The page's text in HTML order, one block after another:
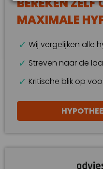
MAXIMALE
Wij vergelijken alle
Streven naar de
Kritische blik op